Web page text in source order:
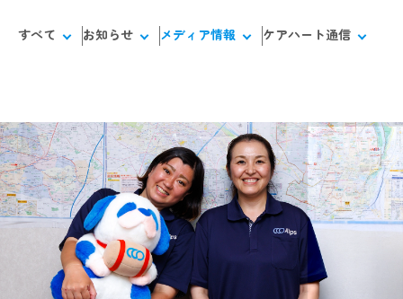
すべて お知らせ メディア情報 ケアハート通信